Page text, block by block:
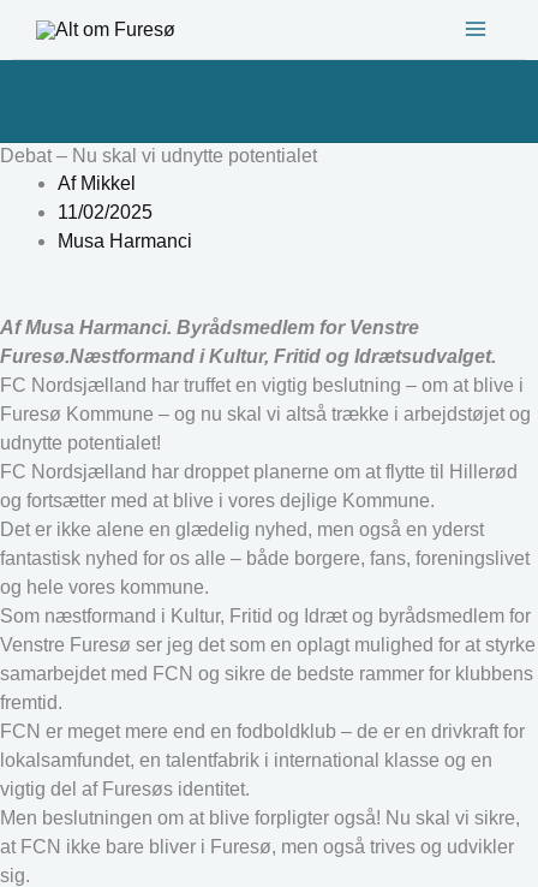
Debat – Nu skal vi udnytte potentialet
AfMikkel
11/02/2025
Musa Harmanci
Af Musa Harmanci. Byrådsmedlem for Venstre
Furesø.Næstformand i Kultur, Fritid og Idrætsudvalget.
FC Nordsjælland har truffet en vigtig beslutning – om at blive i
Furesø Kommune – og nu skal vi altså trække i arbejdstøjet og
udnytte potentialet!
FC Nordsjælland har droppet planerne om at flytte til Hillerød
og fortsætter med at blive i vores dejlige Kommune.
Det er ikke alene en glædelig nyhed, men også en yderst
fantastisk nyhed for os alle – både borgere, fans, foreningslivet
og hele vores kommune.
Som næstformand i Kultur, Fritid og Idræt og byrådsmedlem for
Venstre Furesø ser jeg det som en oplagt mulighed for at styrke
samarbejdet med FCN og sikre de bedste rammer for klubbens
fremtid.
FCN er meget mere end en fodboldklub – de er en drivkraft for
lokalsamfundet, en talentfabrik i international klasse og en
vigtig del af Furesøs identitet.
Men beslutningen om at blive forpligter også! Nu skal vi sikre,
at FCN ikke bare bliver i Furesø, men også trives og udvikler
sig.